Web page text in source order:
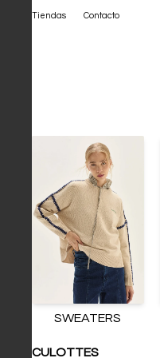
Tiendas Contacto
SWEATERS
CULOTTES